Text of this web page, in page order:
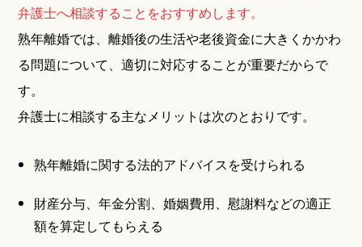
弁護士へ相談することをおすすめします。
熟年離婚では、離婚後の生活や老後資金に大きくかかわ
る問題について、適切に対応することが重要だからで
す。
弁護士に相談する主なメリットは次のとおりです。
熟年離婚に関する法的アドバイスを受けられる
財産分与、年金分割、婚姻費用、慰謝料などの適正
額を算定してもらえる